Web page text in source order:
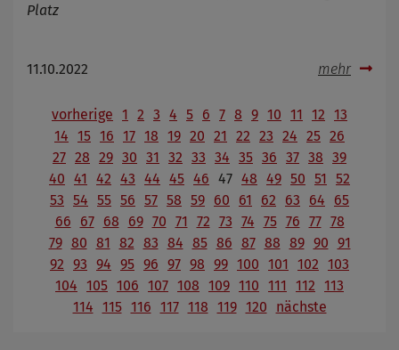
Platz
11.10.2022 mehr
vorherige 1 2 3 4 5 6 7 8 9 10 11 12 13
14 15 16 17 18 19 20 21 22 23 24 25 26
27 28 29 30 31 32 33 34 35 36 37 38 39
40 41 42 43 44 45 46 47 48 49 50 51
52
53 54 55 56 57 58 59 60 61 62 63 64
65
66
67 68 69 70 71 72 73 74 75 76 77 78
79 80 81 82 83 84 85 86 87 88 89 90 91
92 93 94 95 96 97 98 99 100 101 102 103
104 105 106 107 108 109 110 111 112 113
114 115 116 117 118 119 120 nächste